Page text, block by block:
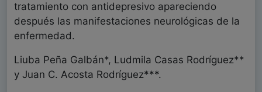
tratamiento con antidepresivo apareciendo
después las manifestaciones neurológicas de la
enfermedad.
Liuba Peña Galbán*, Ludmila Casas Rodríguez**
y Juan C. Acosta Rodríguez***.